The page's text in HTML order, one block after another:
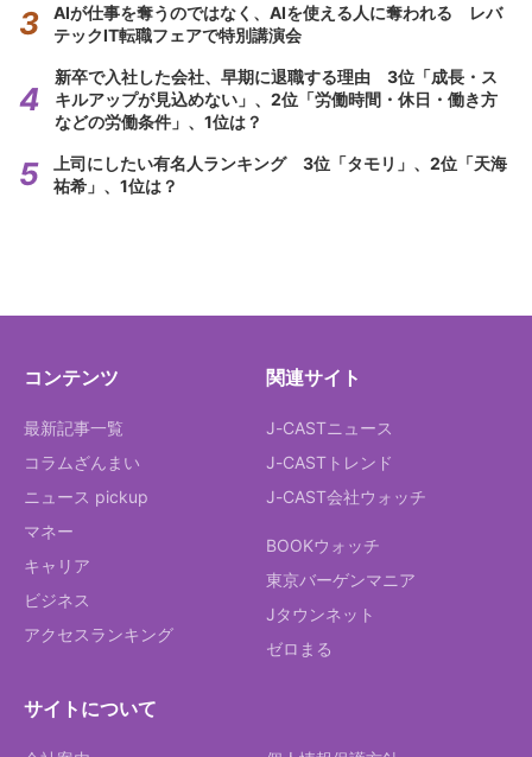
AIが仕事を奪うのではなく、AIを使える人に奪われる レバ
テックIT転職フェアで特別講演会
新卒で入社した会社、早期に退職する理由 3位「成長・ス
キルアップが見込めない」、2位「労働時間・休日・働き方
などの労働条件」、1位は？
上司にしたい有名人ランキング 3位「タモリ」、2位「天海
祐希」、1位は？
コンテンツ
最新記事一覧
コラムざんまい
ニュース pickup
マネー
キャリア
ビジネス
アクセスランキング
関連サイト
J-CASTニュース
J-CASTトレンド
J-CAST会社ウォッチ
BOOKウォッチ
東京バーゲンマニア
Jタウンネット
ゼロまる
サイトについて